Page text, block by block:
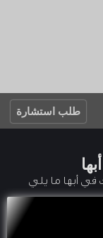
طلب استشارة
أبها ما يلي